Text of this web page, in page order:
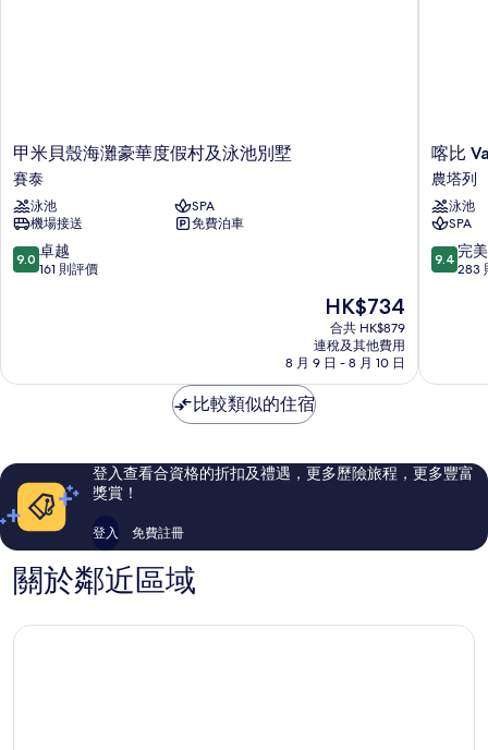
甲
米
貝
殼
海
灘
豪
泳
賽
泰
甲米貝殼海灘豪華度假村及泳池別墅
賽泰
泳池
SPA
機場接送
免費泊車
9.0
分
卓
評
價
篇
評
9.0 卓越
161 則評價
現
售
HK$734
HK$734
合共 HK$879
連稅及其他費用
8 月 9 日 - 8 月 10 日
喀
比
Varana
酒
店
農
塔
喀比
農塔列
泳池
SPA
9.4
分
完
評
價
9.4 完美
283
比較類似的住宿
登入查看合資格的折扣及禮遇，更多歷險旅程，更多豐富
獎賞！
登入 免費註冊
關於鄰近區域